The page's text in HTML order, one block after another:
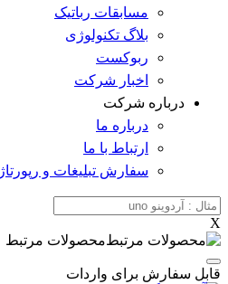
مسابقات رباتیک
بلاگ تکنولوژی
ربوکست
اخبار شرکت
درباره شرکت
درباره ما
ارتباط با ما
سفارش تبلیغات و رپورتاژ
X
محصولات مرتبط
قابل سفارش برای واردات